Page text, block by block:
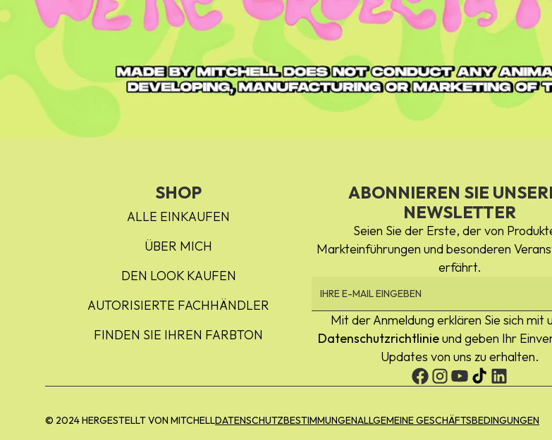
SHOP
ALLE EINKAUFEN
ÜBER MICH
DEN LOOK KAUFEN
AUTORISIERTE FACHHÄNDLER
FINDEN SIE IHREN FARBTON
ABONNIEREN SIE
NEWSLETTER
Seien Sie der Erste, der von
Markteinführungen und besonderen
erfährt.
Mit der Anmeldung erklären Sie sich mit
Datenschutzrichtlinieund geben Ihr
Updates von uns zu erhalten.
© 2024 HERGESTELLT VON MITCHELLDATENSCHUTZBESTIMMUNGENALLGEMEINE GESCHÄFTSBEDINGUNGEN